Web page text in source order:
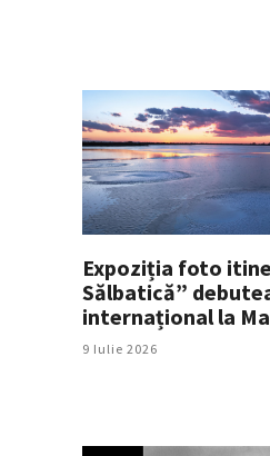
Expoziția foto
Sălbatică”
internațional la
9 Iulie 2026